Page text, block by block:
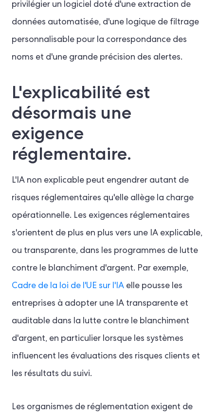
privilégier un logiciel doté d'une extraction de
données automatisée, d'une logique de filtrage
personnalisable pour la correspondance des
noms et d'une grande précision des alertes.
L'explicabilité est
désormais une
exigence
réglementaire.
L'IA non explicable peut engendrer autant de
risques réglementaires qu'elle allège la charge
opérationnelle. Les exigences réglementaires
s'orientent de plus en plus vers une IA explicable,
ou transparente, dans les programmes de lutte
contre le blanchiment d'argent. Par exemple,
Cadre de la loi de l'UE sur l'IA elle pousse les
entreprises à adopter une IA transparente et
auditable dans la lutte contre le blanchiment
d'argent, en particulier lorsque les systèmes
influencent les évaluations des risques clients et
les résultats du suivi.
Les organismes de réglementation exigent de